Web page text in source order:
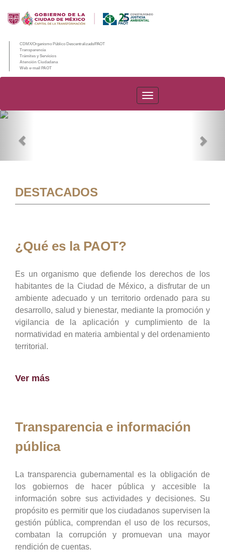
CDMX/Organismo Público Descentralizado/PAOT
Transparencia
Trámites y Servicios
Atención Ciudadana
Web e-mail PAOT
PAOT
DESTACADOS
¿Qué es la PAOT?
Es un organismo que defiende los derechos de los
habitantes de la Ciudad de México, a disfrutar de un
ambiente adecuado y un territorio ordenado para su
desarrollo, salud y bienestar, mediante la promoción y
vigilancia de la aplicación y cumplimiento de la
normatividad en materia ambiental y del ordenamiento
territorial.
Ver más
Transparencia e información
pública
La transparencia gubernamental es la obligación de
los gobiernos de hacer pública y accesible la
información sobre sus actividades y decisiones. Su
propósito es permitir que los ciudadanos supervisen la
gestión pública, comprendan el uso de los recursos,
combatan la corrupción y promuevan una mayor
rendición de cuentas.